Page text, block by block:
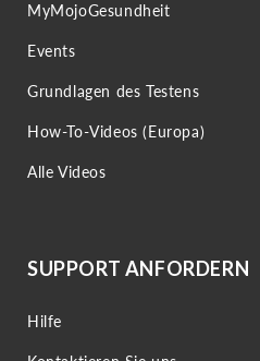
MyMojoGesundheit
Events
Grundlagen des Testens
How-To-Videos (Europa)
Alle Videos
SUPPORT ANFORDERN
Hilfe